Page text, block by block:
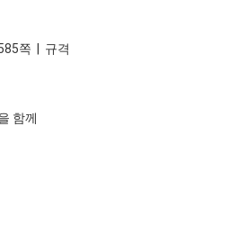
쪽 | 규격
함께